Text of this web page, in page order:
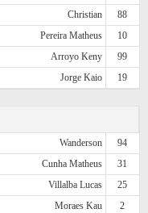
Christian
88
Pereira Matheus
10
Arroyo Keny
99
Jorge Kaio 19
Wanderson
94
Cunha Matheus
31
Villalba Lucas
25
Moraes Kau
2